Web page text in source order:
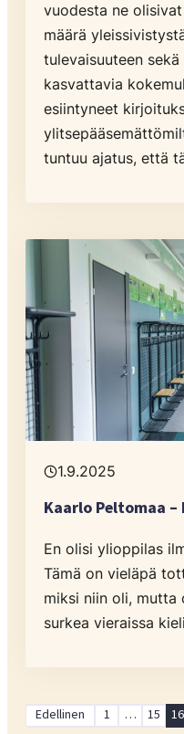
vuodesta ne
määrä
tulevaisuuteen
kasvattavia
esiintyneet
tuntuu ajatus, että
1.9.2025
Kaarlo Peltomaa
En olisi ylioppilas
Tämä on vieläpä
miksi niin oli, mutta
surkea vieraissa
Artikkelien
Edellinen 1 … 15 16